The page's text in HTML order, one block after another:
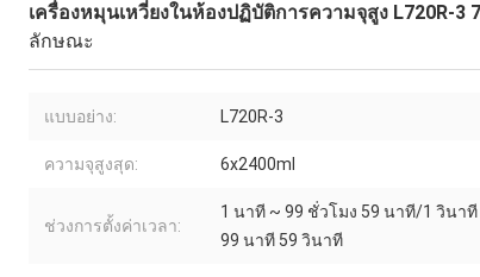
เครื่องหมุนเหวี่ยงในห้องปฏิบัติการความจุสูง L720R-3
ลักษณะ
แบบอย่าง: L720R-3
ความจุสูงสุด: 6x2400ml
ช่วงการตั้งค่าเวลา:
1 นาที ~ 99 ชั่วโมง 59 นาที/1 วินาที
99 นาที 59 วินาที